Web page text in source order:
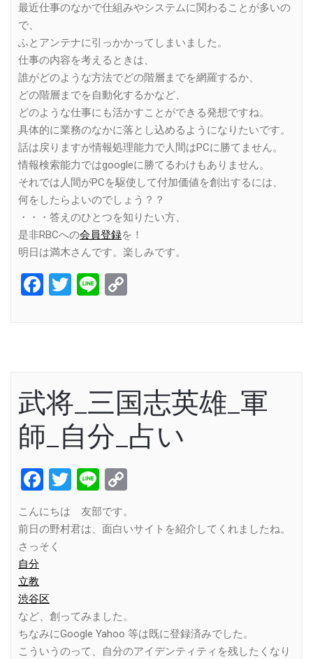
最近仕事のなかで仕組みやシステムに関わることが多いの
で、
ふとアンテナに引っかかってしまいました。
仕事の内容を考えるときは、
誰がどのような方法でどの階層までを網羅するか、
どの階層までを自動化するかなど、
どのような仕事にも活かすことができる発想ですね。
具体的に業務のなかに落とし込めるようになりたいです。
話は戻りますが情報処理能力で人間はPCに勝てません。
情報検索能力ではgoogleに勝てるわけもありません。
それでは人間がPCを駆使して付加価値を創出するには、
何をしたらよいのでしょう？？
・・・答えのひとつを知りたい方、
是非RBCへの会員登録を！
明日は満木さんです。楽しみです。
Facebook
Twitter
Line
武将_三国志英雄_軍
師_自分_占い
Facebook
Twitter
Line
こんにちは 友部です。
前日の野村君は、面白いサイトを紹介してくれましたね。
さっそく
自分
立教
渋谷区
など、創ってみました。
ちなみにGoogle Yahoo 等は既に登録済みでした。
こういうのって、自分のアイデンティティを残したくなり